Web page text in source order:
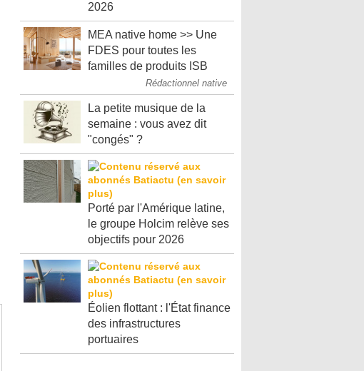
2026
MEA native home >> Une
FDES pour toutes les
familles de produits ISB
Rédactionnel native
La petite musique de la
semaine : vous avez dit
"congés" ?
Porté par l'Amérique latine,
le groupe Holcim relève ses
objectifs pour 2026
Éolien flottant : l'État finance
des infrastructures
portuaires